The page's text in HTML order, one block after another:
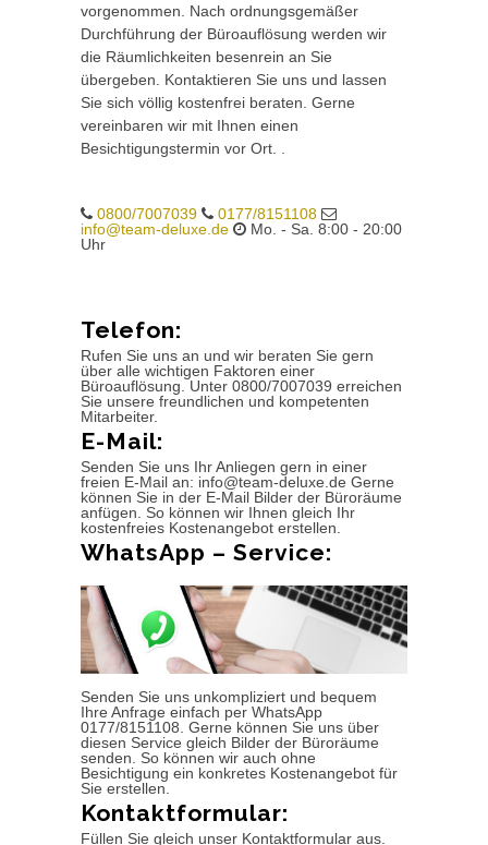
vorgenommen. Nach ordnungsgemäßer
Durchführung der Büroauflösung werden wir
die Räumlichkeiten besenrein an Sie
übergeben. Kontaktieren Sie uns und lassen
Sie sich völlig kostenfrei beraten. Gerne
vereinbaren wir mit Ihnen einen
Besichtigungstermin vor Ort. .
0800/7007039
0177/8151108
info@team-deluxe.de
Mo. - Sa. 8:00 - 20:00
Uhr
Telefon:
Rufen Sie uns an und wir beraten Sie gern
über alle wichtigen Faktoren einer
Büroauflösung. Unter 0800/7007039 erreichen
Sie unsere freundlichen und kompetenten
Mitarbeiter.
E-Mail:
Senden Sie uns Ihr Anliegen gern in einer
freien E-Mail an: info@team-deluxe.de Gerne
können Sie in der E-Mail Bilder der Büroräume
anfügen. So können wir Ihnen gleich Ihr
kostenfreies Kostenangebot erstellen.
WhatsApp – Service:
Senden Sie uns unkompliziert und bequem
Ihre Anfrage einfach per WhatsApp
0177/8151108. Gerne können Sie uns über
diesen Service gleich Bilder der Büroräume
senden. So können wir auch ohne
Besichtigung ein konkretes Kostenangebot für
Sie erstellen.
Kontaktformular:
Füllen Sie gleich unser Kontaktformular aus.